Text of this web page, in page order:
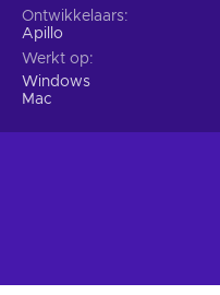
Ontwikkelaars
Apillo
Werkt op
Windows
Mac